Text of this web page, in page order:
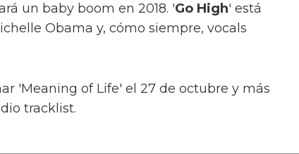
un baby boom en 2018. 'Go High' está
Obama y, cómo siempre, vocals
'Meaning of Life' el 27 de octubre y más
tracklist.